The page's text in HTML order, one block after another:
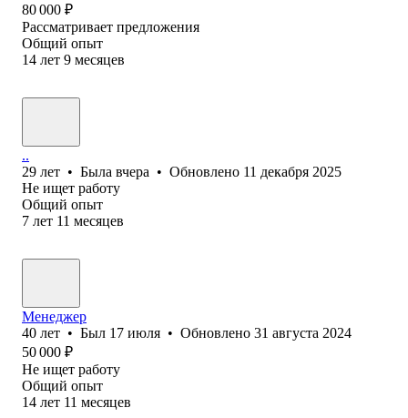
80 000 ₽
Рассматривает предложения
Общий опыт
14 лет 9 месяцев
..
29 лет • Была вчера • Обновлено 11 декабря 2025
Не ищет работу
Общий опыт
7 лет 11 месяцев
Менеджер
40 лет • Был 17 июля • Обновлено 31 августа 2024
50 000 ₽
Не ищет работу
Общий опыт
14 лет 11 месяцев